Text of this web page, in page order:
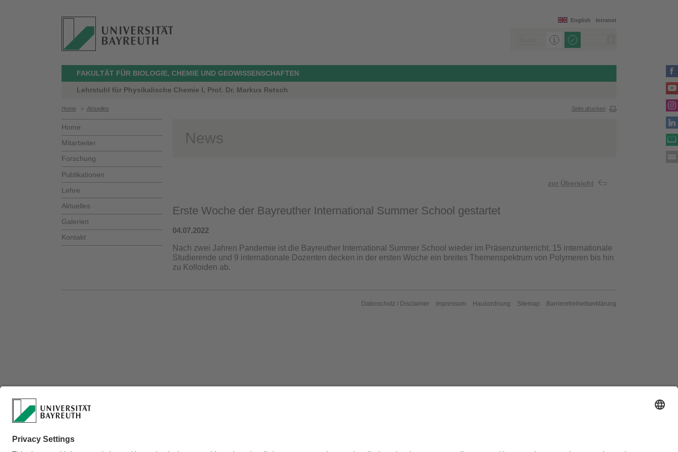
Intranet
English
FAKULTÄT FÜR BIOLOGIE, CHEMIE UND GEOWISSENSCHAFTEN
Lehrstuhl für Physikalische Chemie I, Prof. Dr. Markus Retsch
Home > Aktuelles Seite drucken
Home
Mitarbeiter
Forschung
Publikationen
Lehre
Aktuelles
Galerien
Kontakt
News
zur Übersicht
Erste Woche der Bayreuther International Summer School gestartet
04.07.2022
Nach zwei Jahren Pandemie ist die Bayreuther International Summer School wieder im Präsenzunterricht. 15 internationale
Studierende und 9 internationale Dozenten decken in der ersten Woche ein breites Themenspektrum von Polymeren bis hin
zu Kolloiden ab.
Datenschutz / Disclaimer Impressum Hausordnung Sitemap Barrierefreiheitserklärung